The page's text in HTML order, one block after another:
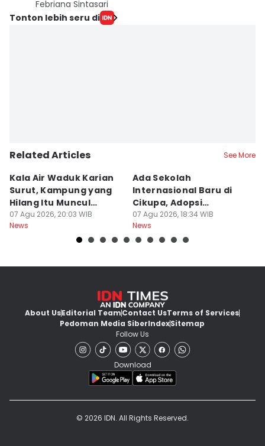
Febriana Sintasari
Tonton lebih seru di
Related Articles See More
Kala Air Waduk Karian
Surut, Kampung yang
Hilang Itu Muncul
Kembali
07 Agu 2026, 20:03 WIB
News
Ada Sekolah
Internasional Baru di
Cikupa, Adopsi
Kurikulum Singapura
07 Agu 2026, 18:34 WIB
News
About UsEditorial TeamContact UsTerms of Services
Pedoman Media SiberIndexSitemap
Follow Us
Download
© 2026 IDN. All Rights Reserved.